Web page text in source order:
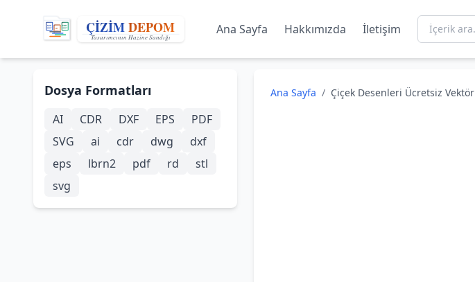
Ana Sayfa Hakkımızda İletişim
Dosya Formatları
AI CDR DXF EPS
PDF
SVG
ai cdr dwg
dxf
eps
lbrn2 pdf rd
stl
svg
Ana Sayfa / Çiçek Desenleri Ücretsiz Vektör